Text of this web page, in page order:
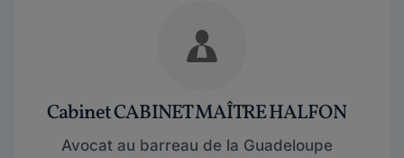
Cabinet CABINET MAÎTRE HALFON
Avocat au barreau de la Guadeloupe